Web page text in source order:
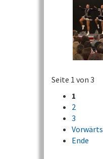
Seite 1 von 3
1
2
3
Vorwärts
Ende